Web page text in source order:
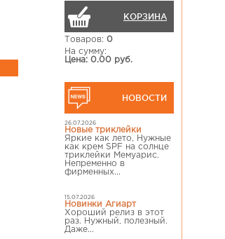
КОРЗИНА
Товаров: 0
На сумму:
Цена: 0.00 руб.
НОВОСТИ
26.07.2026
Новые триклейки
Яркие как лето, Нужные
как крем SPF на солнце
триклейки Мемуарис.
Непременно в
фирменных...
15.07.2026
Новинки Агиарт
Хороший релиз в этот
раз. Нужный, полезный.
Даже...